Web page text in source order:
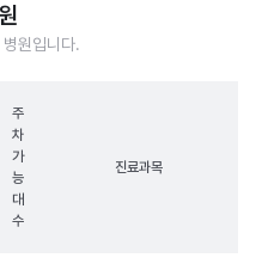
원입니다.
주
차
가
능
대
수
진료과목